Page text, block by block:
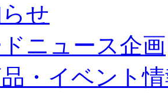
せ
ニュース企画
・イベント